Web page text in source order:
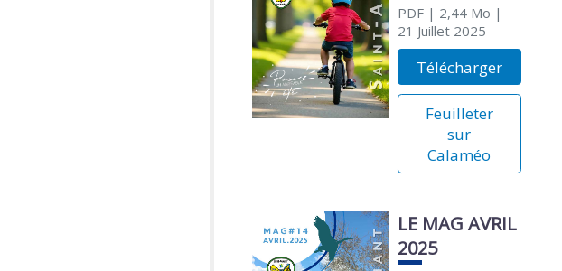
PDF| 2,44 Mo |
21 Juillet 2025
Télécharger
Feuilleter
sur
Calaméo
LE MAG AVRIL
2025